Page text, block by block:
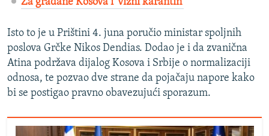
Isto to je u Prištini 4. juna poručio ministar spoljnih
poslova Grčke Nikos Dendias. Dodao je i da zvanična
Atina podržava dijalog Kosova i Srbije o normalizaciji
odnosa, te pozvao dve strane da pojačaju napore kako
bi se postigao pravno obavezujući sporazum.